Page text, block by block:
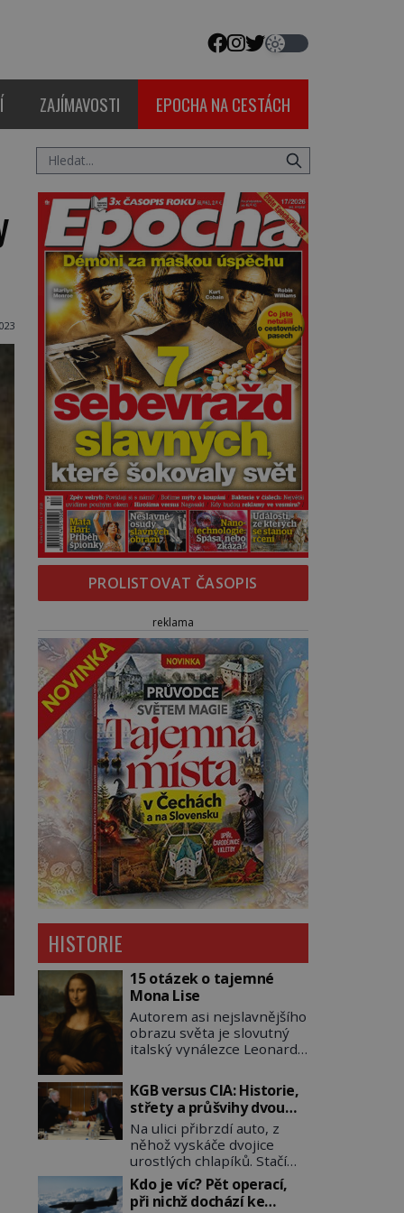
ZAJÍMAVOSTI EPOCHA NA CESTÁCH
PROLISTOVAT ČASOPIS
reklama
HISTORIE
15 otázek o tajemné
Mona Lise
Autorem asi nejslavnějšího
obrazu světa je slovutný
italský vynálezce Leonardo
jeho nevinně usmívající
dámu obklopují otazníky,
na některé historici
odpověď objeví, jiné
zůstanou nezodpovězené.
Kam si ji pověsil
Napoleon? Samotný císař
Napoleon Bonaparte
KGB versus CIA: Historie,
střety a průšvihy dvou
nejznámějších tajných
služeb historie
Na ulici přibrzdí auto, z
něhož vyskáče dvojice
urostlých chlapíků. Stačí
pár vteřin a už agresivně
buší na dveře. O další
okamžik později vlečou
Kdo je víc? Pět operací,
při nichž dochází ke